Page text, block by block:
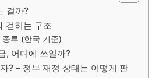
걸까?
걷히는 구조
종류 (한국 기준)
, 어디에 쓰일까?
? – 정부 재정 상태는 어떻게 판